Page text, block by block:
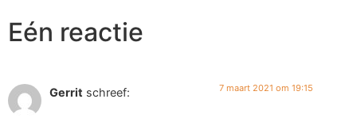
Eén reactie
Gerrit schreef: 7 maart 2021 om 19:15